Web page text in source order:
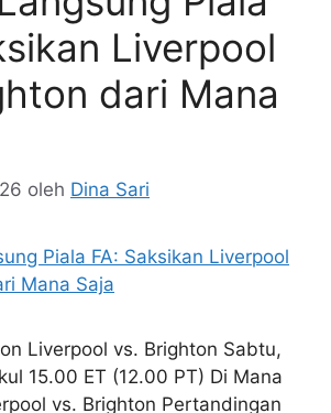
Liverpool
dari Mana
oleh Dina Sari
Liverpool vs. Brighton Sabtu,
15.00 ET (12.00 PT) Di Mana
vs. Brighton Pertandingan